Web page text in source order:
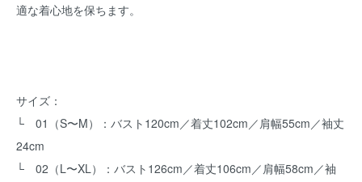
適な着心地を保ちます。
サイズ：
└ 01（S〜M）：バスト120cm／着丈102cm／肩幅55cm／袖丈
24cm
└ 02（L〜XL）：バスト126cm／着丈106cm／肩幅58cm／袖